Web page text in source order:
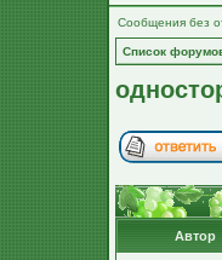
Сообщения без
Список
Автор